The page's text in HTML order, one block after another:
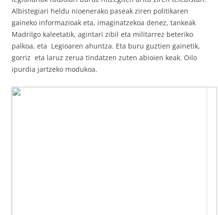
Albistegiari heldu nioenerako paseak ziren politikaren
gaineko informazioak eta, imaginatzekoa denez, tankeak
Madrilgo kaleetatik, agintari zibil eta militarrez beteriko
palkoa, eta Legioaren ahuntza. Eta buru guztien gainetik,
gorriz eta laruz zerua tindatzen zuten abioien keak. Oilo
ipurdia jartzeko modukoa.